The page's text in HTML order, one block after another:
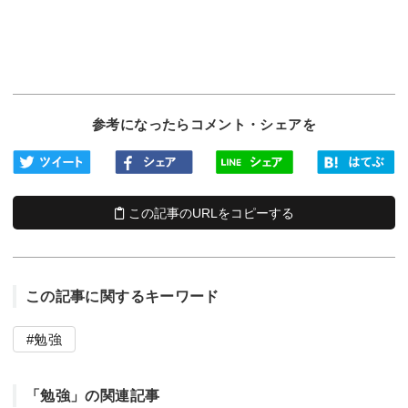
参考になったらコメント・シェアを
この記事のURLをコピーする
この記事に関するキーワード
勉強
「勉強」の関連記事